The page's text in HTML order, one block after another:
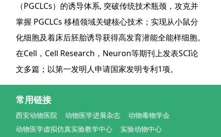
（PGCLCs）的诱导体系, 突破传统技术瓶颈，攻克并
掌握 PGCLCs 移植领域关键核心技术；实现从小鼠分
化细胞及着床后胚胎诱导获得高发育潜能全能样细胞。
在Cell，Cell Research，Neuron等期刊上发表SCI论
文多篇；以第一发明人申请国家发明专利1项。
常用链接
西安动物医院 动物医学进展杂志
动物毒物学会
动物医学虚拟仿真实验教学中心
实验动物中心